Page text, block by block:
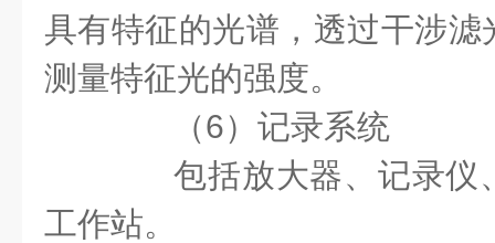
具有特征的光谱，透过干涉
测量特征光的强度。
（6）记录系统
包括放大器、记录仪
工作站。